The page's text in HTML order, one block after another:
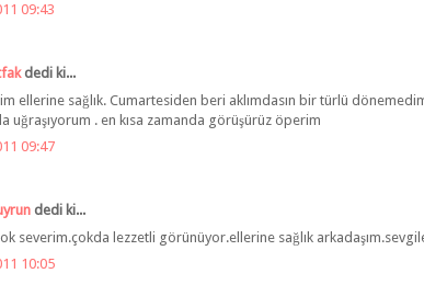
09:43
dedi ki...
ellerine sağlık. Cumartesiden beri aklımdasın bir türlü
uğraşıyorum . en kısa zamanda görüşürüz öperim
09:47
dedi ki...
severim.çokda lezzetli görünüyor.ellerine sağlık
10:05